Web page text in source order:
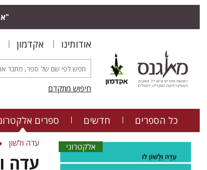
אודותינו אקדמון
חיפוש מתקדם
כל הספרים חדשים ספרים
אלקטרוני עדה ולשון
עדה